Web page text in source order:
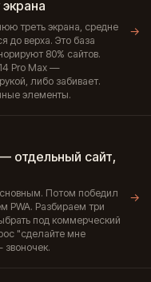
треть экрана, средне
до верха. Это база
80% сайтов.
Pro Max —
либо забивает.
элементы.
→
отдельный сайт,
Потом победил
PWA. Разбираем три
под коммерческий
"сделайте мне
→